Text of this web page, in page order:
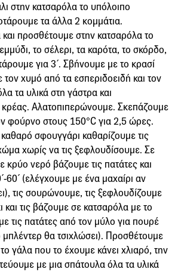
στην κατσαρόλα το υπόλοιπο
τα άλλα 2 κομμάτια.
προσθέτουμε στην κατσαρόλα το
το σέλερι, τα καρότα, το σκόρδο,
για 3΄. Σβήνουμε με το κρασί
τον χυμό από τα εσπεριδοειδή και τον
τα υλικά στη γάστρα και
Αλατοπιπερώνουμε. Σκεπάζουμε
φούρνο στους 150°C για 2,5 ώρες.
σφουγγάρι καθαρίζουμε τις
χωρίς να τις ξεφλουδίσουμε. Σε
κρύο νερό βάζουμε τις πατάτες και
60΄ (ελέγχουμε με ένα μαχαίρι αν
τις σουρώνουμε, τις ξεφλουδίζουμε
και τις βάζουμε σε κατσαρόλα με το
τις πατάτες από τον μύλο για πουρέ
θα τσιχλώσει). Προσθέτουμε
γάλα που το έχουμε κάνει χλιαρό, την
με μια σπάτουλα όλα τα υλικά